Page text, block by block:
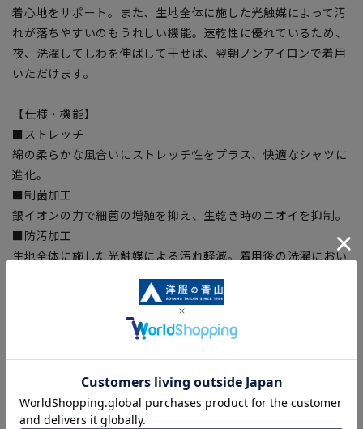
着心地をサポート。また、生地全体に施した光触媒によって汚
れが落ちやすいのもうれしい機能。速乾性に優れているため、
夜、洗濯してしわを伸ばして干せば、翌朝ノンアイロンで着用
いただけます。
【仕様・機能】
■ストレッチ
綿の柔らかな風合いにストレッチ性をプラス、快適なシャツに
進化。
■制菌加工
銀イオンの力で細菌の増殖を抑え、生乾き時のニオイを抑制。
■防汚加工
生地全体に施した光触媒による汚れ軽減。着用後の洗濯におい
て、皮脂などの油汚れが落ちやすく、残った汚れ成分も天日干
しなどにより分解されます。
ヨークを背中の中心で斜めに切替えフィット感を高めるための
仕様。
■OEKO-TEX®
厳しい分析試験にクリアし世界最高水準の安全な繊維製品の証
「OEKO-TEX®STANDARD100」に認証された素材を使用しま